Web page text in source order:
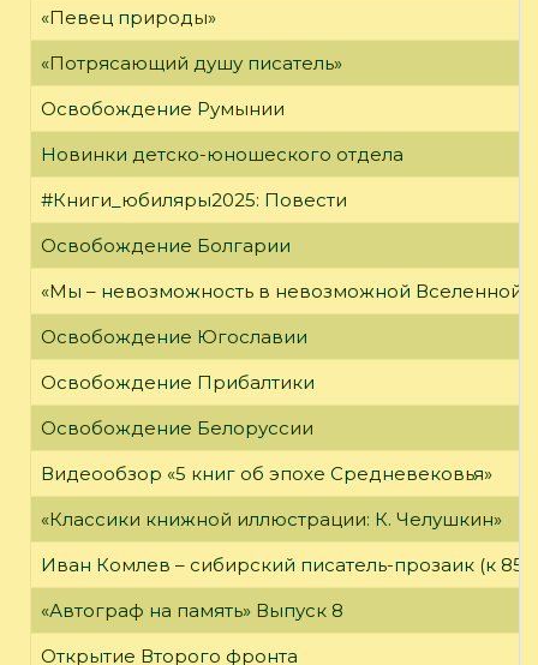
«Певец природы»
«Потрясающий душу писатель»
Освобождение Румынии
Новинки детско-юношеского отдела
#Книги_юбиляры2025: Повести
Освобождение Болгарии
«Мы – невозможность в невозможной Вселенной»
Освобождение Югославии
Освобождение Прибалтики
Освобождение Белоруссии
Видеообзор «5 книг об эпохе Средневековья»
«Классики книжной иллюстрации: К. Челушкин»
Иван Комлев – сибирский писатель-прозаик (к 85-
«Автограф на память» Выпуск 8
Открытие Второго фронта